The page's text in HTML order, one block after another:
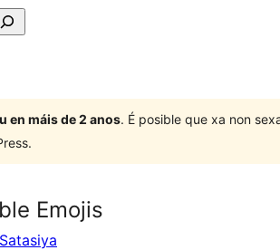
en máis de 2 anos. É posible que xa non
Emojis